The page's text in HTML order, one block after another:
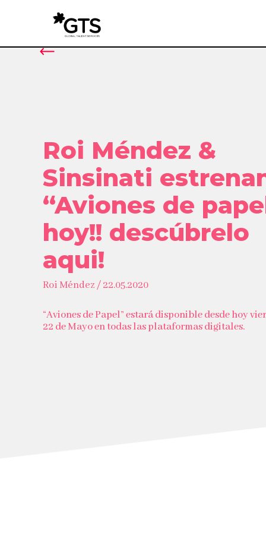
Roi Méndez &
Sinsinati
“Aviones de
hoy!! descúbrelo
aqui!
Roi Méndez / 22.05.2020
“Aviones de Papel” estará disponible desde hoy
22 de Mayo en todas las plataformas digitales.